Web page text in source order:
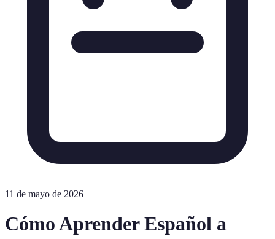
11 de mayo de 2026
Cómo Aprender Español a